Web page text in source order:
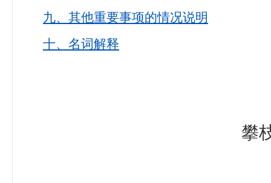
九、其他重要事项的情况说明
十、名词解释
攀